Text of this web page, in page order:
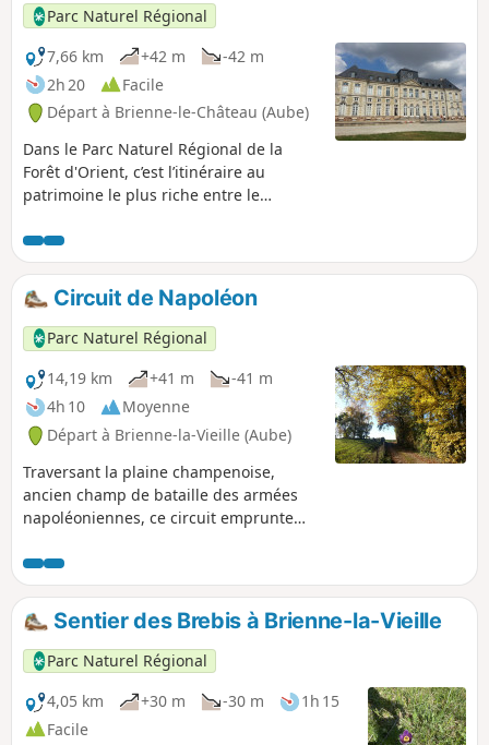
Parc Naturel Régional
7,66 km
+42 m
-42 m
2h 20
Facile
Départ à Brienne-le-Château (Aube)
Dans le Parc Naturel Régional de la
Forêt d'Orient, c’est l’itinéraire au
patrimoine le plus riche entre le
Château et l’Écomusée à Brienne-la-
Vieille. La nature réserve aussi bien des
surprises avec un arborétum
spectaculaire, une pelouse à orchidées,
les bords de l’Aube et l’allée forestière
du château.
Circuit de Napoléon
Parc Naturel Régional
14,19 km
+41 m
-41 m
4h 10
Moyenne
Départ à Brienne-la-Vieille (Aube)
Traversant la plaine champenoise,
ancien champ de bataille des armées
napoléoniennes, ce circuit emprunte
ancienne voie ferrée mais aussi les
bords de l’Aube ou un chemin en balcon
sur le lac d’Amance.
Sentier des Brebis à Brienne-la-Vieille
Parc Naturel Régional
4,05 km
+30 m -30 m
1h 15
Facile